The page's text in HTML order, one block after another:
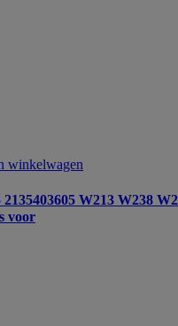
winkelwagen
2135403605 W213 W238
voor